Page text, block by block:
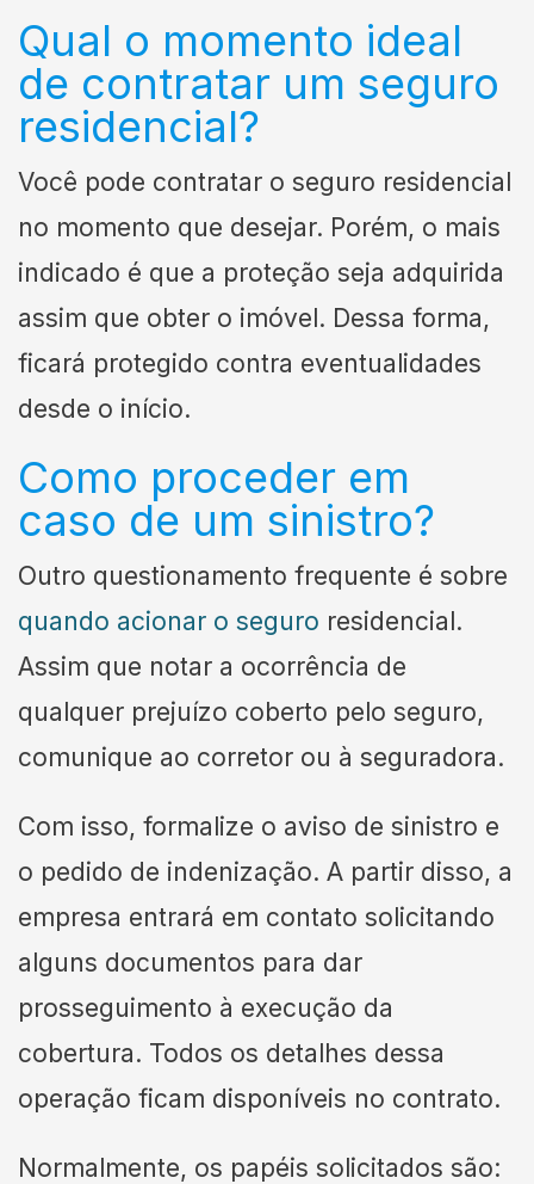
Qual o momento ideal
de contratar um seguro
residencial?
Você pode contratar o seguro residencial
no momento que desejar. Porém, o mais
indicado é que a proteção seja adquirida
assim que obter o imóvel. Dessa forma,
ficará protegido contra eventualidades
desde o início.
Como proceder em
caso de um sinistro?
Outro questionamento frequente é sobre
quando acionar o seguro residencial.
Assim que notar a ocorrência de
qualquer prejuízo coberto pelo seguro,
comunique ao corretor ou à seguradora.
Com isso, formalize o aviso de sinistro e
o pedido de indenização. A partir disso, a
empresa entrará em contato solicitando
alguns documentos para dar
prosseguimento à execução da
cobertura. Todos os detalhes dessa
operação ficam disponíveis no contrato.
Normalmente, os papéis solicitados são: